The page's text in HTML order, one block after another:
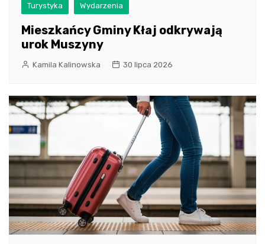
Turystyka Wydarzenia
Mieszkańcy Gminy Kłaj odkrywają
urok Muszyny
Kamila Kalinowska 30 lipca 2026